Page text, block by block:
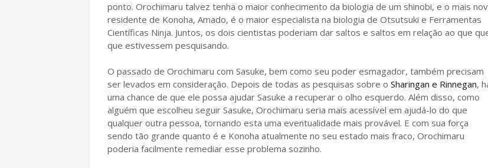
ponto. Orochimaru talvez tenha o maior conhecimento da biologia de um shinobi, e o mais
residente de Konoha, Amado, é o maior especialista na biologia de Otsutsuki e Ferramentas
Científicas Ninja. Juntos, os dois cientistas poderiam dar saltos e saltos em relação ao que
que estivessem pesquisando.
O passado de Orochimaru com Sasuke, bem como seu poder esmagador, também precisam
ser levados em consideração. Depois de todas as pesquisas sobre o Sharingan e Rinnegan,
uma chance de que ele possa ajudar Sasuke a recuperar o olho esquerdo. Além disso, como
alguém que escolheu seguir Sasuke, Orochimaru seria mais acessível em ajudá-lo do que
qualquer outra pessoa, tornando esta uma eventualidade mais provável. E com sua força
sendo tão grande quanto é e Konoha atualmente no seu estado mais fraco, Orochimaru
poderia facilmente remediar esse problema sozinho.